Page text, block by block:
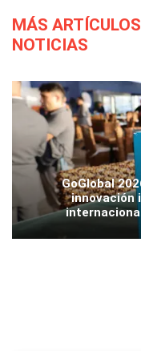
MÁS
NOTICIAS
GoGlobal
innovación